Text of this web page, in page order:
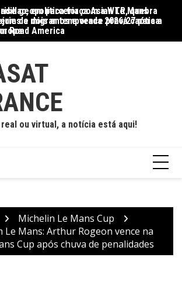
geopolítica força Asian Le Mans
a migrar temporada 2026/27 para a
em parceria com a WTR, quebra
de dois anos e vence prova caótica
Road America
ou virtual, a notícia está aqui!
Michelin Le Mans Cup
Le Mans: Arthur Rogeon vence na
Cup após chuva de penalidades